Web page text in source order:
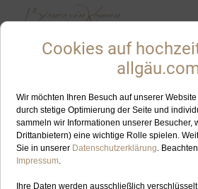
ALLES ZUM SCHLAGWORT: